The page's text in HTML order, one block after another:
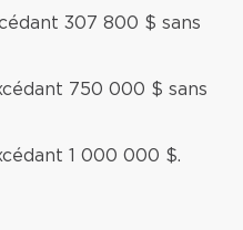
307 800 $ sans
750 000 $ sans
1 000 000 $.